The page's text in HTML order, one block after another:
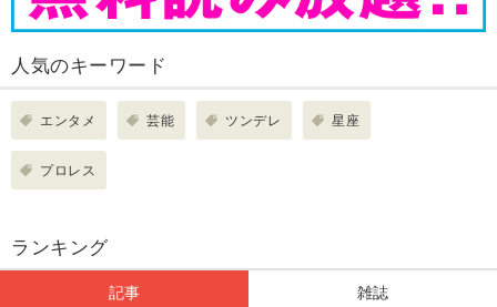
人気のキーワード
エンタメ 芸能 ツンデレ 星座
プロレス
ランキング
記事 雑誌